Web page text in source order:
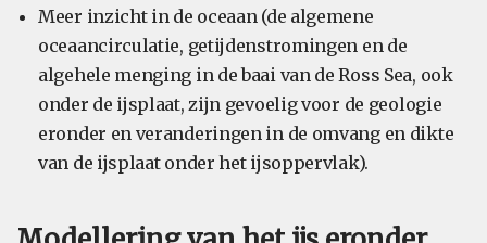
Meer inzicht in de oceaan (de algemene
oceaancirculatie, getijdenstromingen en de
algehele menging in de baai van de Ross Sea, ook
onder de ijsplaat, zijn gevoelig voor de geologie
eronder en veranderingen in de omvang en dikte
van de ijsplaat onder het ijsoppervlak).